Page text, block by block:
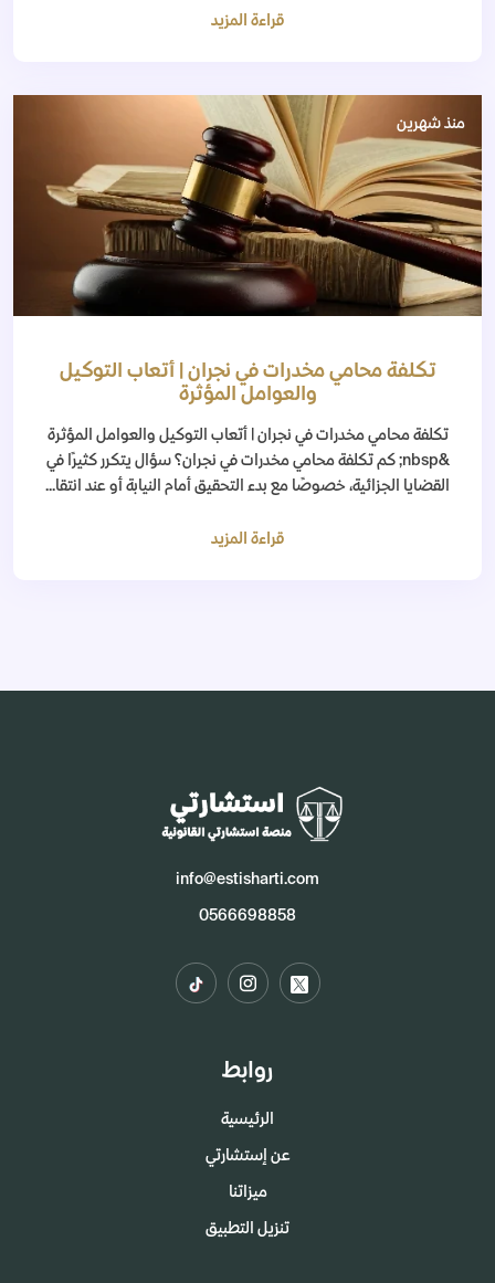
قراءة المزيد
منذ شهرين
تكلفة محامي مخدرات في نجران | أتعاب التوكيل
والعوامل المؤثرة
تكلفة محامي مخدرات في نجران | أتعاب التوكيل والعوامل المؤثرة
&nbsp; كم تكلفة محامي مخدرات في نجران؟ سؤال يتكرر كثيرًا في
القضايا الجزائية، خصوصًا مع بدء التحقيق أمام النيابة أو عند انتقا...
قراءة المزيد
info@estisharti.com
0566698858
روابط
الرئيسية
عن إستشارتي
ميزاتنا
تنزيل التطبيق